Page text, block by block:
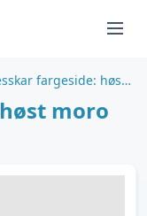
Gresskar fargeside: høst moro venter
moro